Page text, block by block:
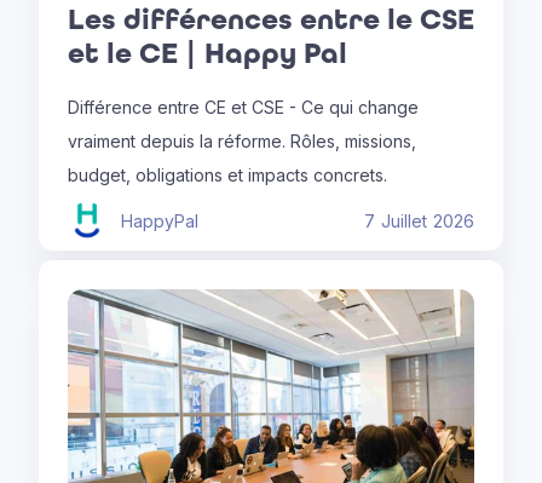
Les différences entre le CSE
et le CE | Happy Pal
Différence entre CE et CSE - Ce qui change
vraiment depuis la réforme. Rôles, missions,
budget, obligations et impacts concrets.
HappyPal 7 Juillet 2026